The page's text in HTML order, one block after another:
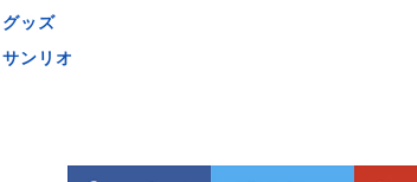
グッズ
サンリオ